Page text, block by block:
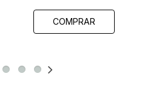
COMPRAR